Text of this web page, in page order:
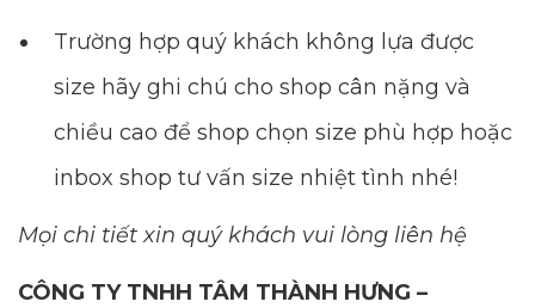
Trường hợp quý khách không lựa được
size hãy ghi chú cho shop cân nặng và
chiều cao để shop chọn size phù hợp hoặc
inbox shop tư vấn size nhiệt tình nhé!
Mọi chi tiết xin quý khách vui lòng liên hệ
CÔNG TY TNHH TÂM THÀNH HƯNG –